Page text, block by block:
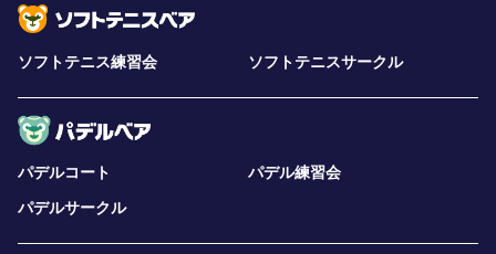
ソフトテニス練習会 ソフトテニスサークル
パデルコート
パデル練習会
パデルサークル